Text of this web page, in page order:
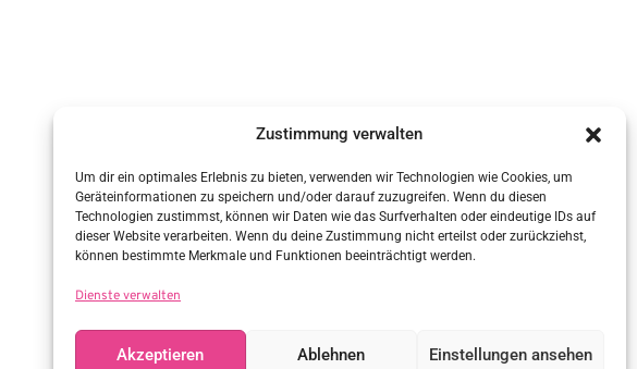
Zustimmung verwalten
Um dir ein optimales Erlebnis zu bieten, verwenden wir Technologien wie Cookies, um
Geräteinformationen zu speichern und/oder darauf zuzugreifen. Wenn du diesen
Technologien zustimmst, können wir Daten wie das Surfverhalten oder eindeutige IDs auf
dieser Website verarbeiten. Wenn du deine Zustimmung nicht erteilst oder zurückziehst,
können bestimmte Merkmale und Funktionen beeinträchtigt werden.
Dienste verwalten
Akzeptieren Ablehnen Einstellungen ansehen